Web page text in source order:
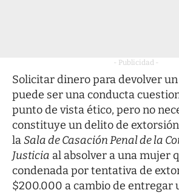
- Publicidad -
Solicitar dinero para devolver
puede ser una conducta
punto de vista ético, pero no
constituye un delito de
laSala de Casación Penal de la
Justicia al absolver a una mujer
condenada por tentativa de
$200.000 a cambio de entregar